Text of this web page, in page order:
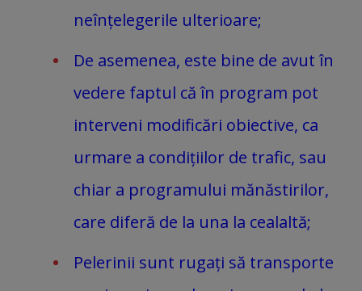
neînțelegerile ulterioare;
De asemenea, este bine de avut în
vedere faptul că în program pot
interveni modificări obiective, ca
urmare a condițiilor de trafic, sau
chiar a programului mănăstirilor,
care diferă de la una la cealaltă;
Pelerinii sunt rugați să transporte